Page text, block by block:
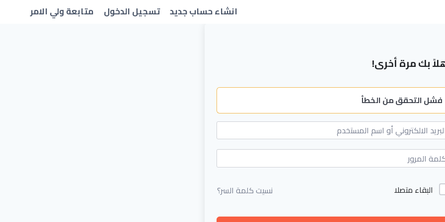
انشاء حساب جديد تسجيل الدخول متابعة ولي الامر
بك مرة أخرى!
فشل التحقق من الخطأ
البقاء متصلا نسيت كلمة السر؟